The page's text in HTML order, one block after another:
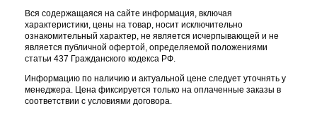
Вся содержащаяся на сайте информация, включая
характеристики, цены на товар, носит исключительно
ознакомительный характер, не является исчерпывающей и не
является публичной офертой, определяемой положениями
статьи 437 Гражданского кодекса РФ.
Информацию по наличию и актуальной цене следует уточнять у
менеджера. Цена фиксируется только на оплаченные заказы в
соответствии с условиями договора.